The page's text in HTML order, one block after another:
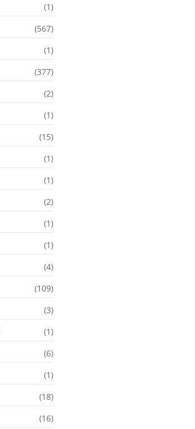
(1)
(567)
(1)
(377)
(2)
(1)
(15)
(1)
(1)
(2)
(1)
(1)
(4)
(109)
(3)
(1)
(6)
(1)
(18)
(16)